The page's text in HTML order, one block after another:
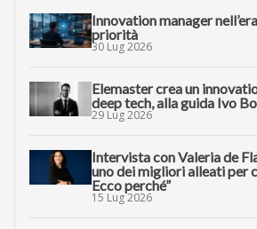
Innovation manager
priorità
30 Lug 2026
Elemaster crea un
deep tech, alla guida Ivo
29 Lug 2026
Intervista con Valeria de
uno dei migliori alleati per
Ecco perché”
15 Lug 2026